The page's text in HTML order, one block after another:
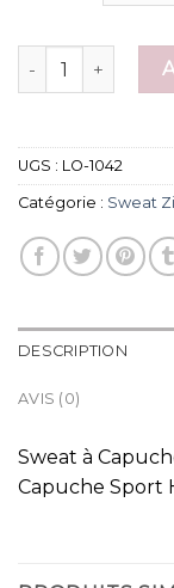
quantité de
UGS : LO-1042
Catégorie : Sweat
DESCRIPTION
AVIS (0)
Sweat à
Capuche Sport